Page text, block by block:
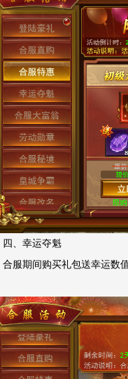
四、幸运夺魁
合服期间购买礼包送幸运数